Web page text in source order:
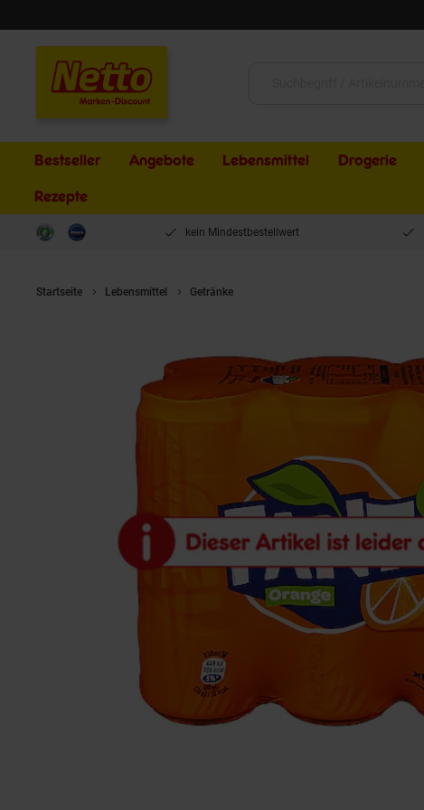
Bestseller Angebote Lebensmittel Drogerie
Rezepte
kein Mindestbestellwert
Startseite Lebensmittel Getränke